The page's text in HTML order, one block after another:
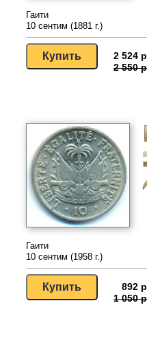
Гаити
10 сентим (1881 г.)
2 524
2 550
Гаити
10 сентим (1958 г.)
892
1 050